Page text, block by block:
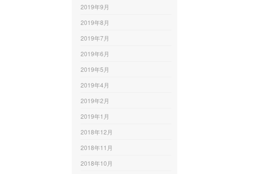
2019年9月
2019年8月
2019年7月
2019年6月
2019年5月
2019年4月
2019年2月
2019年1月
2018年12月
2018年11月
2018年10月